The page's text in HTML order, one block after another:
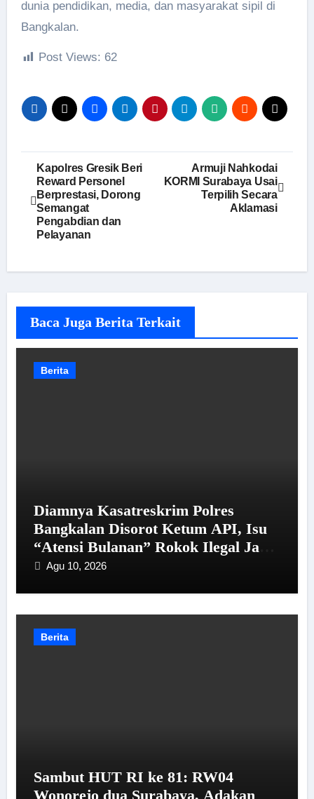
dunia pendidikan, media, dan masyarakat sipil di
Bangkalan.
Post Views: 62
Navigasi
pos
Kapolres Gresik Beri
Reward Personel
Berprestasi, Dorong
Semangat
Pengabdian dan
Pelayanan
Armuji Nahkodai
KORMI Surabaya Usai
Terpilih Secara
Aklamasi
Baca Juga Berita Terkait
Berita
Diamnya Kasatreskrim Polres
Bangkalan Disorot Ketum API, Isu
“Atensi Bulanan” Rokok Ilegal Jadi
Sorotan
Agu 10, 2026
Berita
Sambut HUT RI ke 81: RW04
Wonorejo dua Surabaya, Adakan